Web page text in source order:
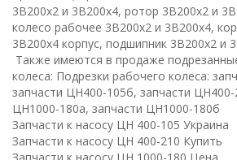
3В200х2 и 3В200х4, ротор 3В200х2 и
колесо рабочее 3В200х2 и 3В200х4,
3В200х4 корпус, подшипник 3В200х2 и
Также имеются в продаже
колеса: Подрезки рабочего колеса:
запчасти ЦН400-105б, запчасти ЦН400-
ЦН1000-180а, запчасти ЦН1000-180б
Запчасти к насосу ЦН 400-105 Украина
Запчасти к насосу ЦН 400-210 Купить